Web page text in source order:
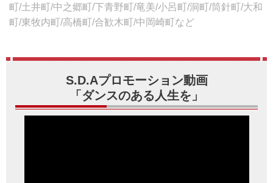
町/土井町/中之郷町/下青野町/竜美/小呂町/洞町/筒針町/大和
町/東牧内町/高橋町/合歓木町/中岡崎町など
S.D.Aプロモーション動画
「ダンスのある人生を」